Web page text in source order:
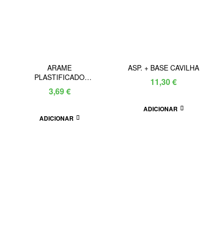
ARAME
PLASTIFICADO
GROSSO 260/3.90 MM
3,69€
ADICIONAR
ASP. + BASE CAVILHA
11,30€
ADICIONAR